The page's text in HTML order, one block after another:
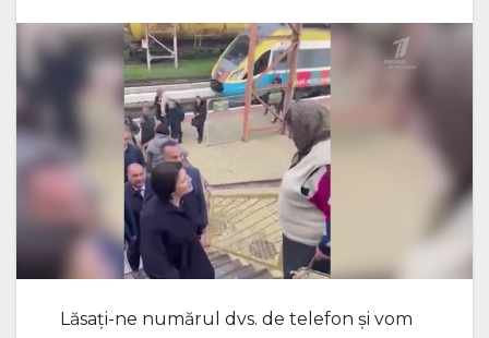
Lăsați-ne numărul dvs. de telefon și vom